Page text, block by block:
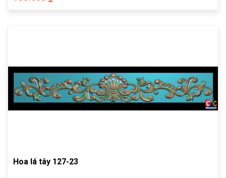
Hoa lá tây 127-23